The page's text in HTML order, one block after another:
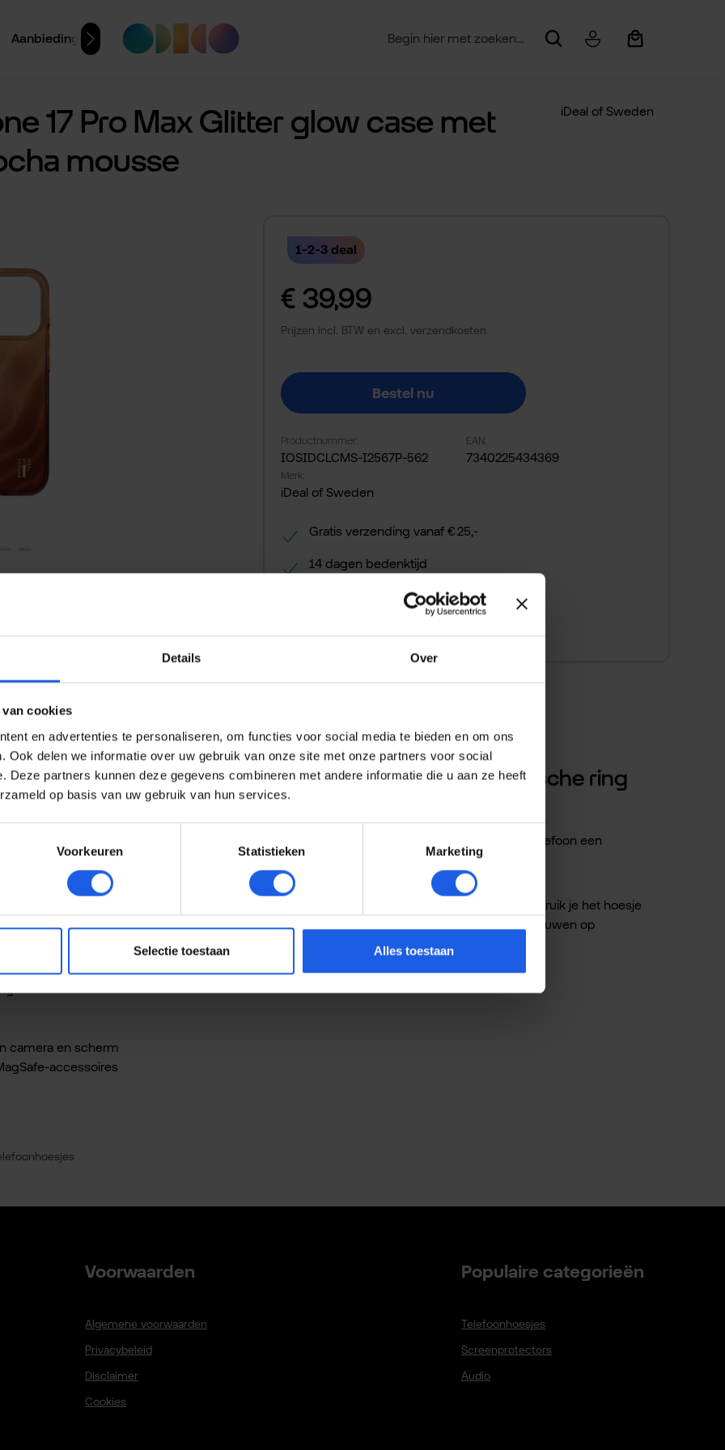
Details Over
van cookies
en advertenties te personaliseren, om functies voor social media te bieden en om ons
Ook delen we informatie over uw gebruik van onze site met onze partners voor social
Deze partners kunnen deze gegevens combineren met andere informatie die u aan ze heeft
op basis van uw gebruik van hun services.
Voorkeuren Statistieken Marketing
Selectie toestaan Alles toestaan
Aanbiedingen
Winkelwagentje
17 Pro Max Glitter glow case met
mousse
iDeal of Sweden
1-2-3 deal
Normale prijs:
€ 39,99
Prijzen incl. BTW en excl. verzendkosten
Bestel nu
Productnummer:
IOSIDCLCMS-I2567P-562
EAN:
7340225434369
Merk:
iDeal of Sweden
Gratis verzending vanaf € 25,-
14 dagen bedenktijd
Veilig en snel betalen
iPhone 17 Pro Max Glitter glow case met magnetische ring
Glow Case in Mocha Mousse. Het transparante ontwerp met subtiele glinstering geeft je telefoon een
zichtbaar blijft.
extra bescherming wanneer je je telefoon neerlegt. Dankzij MagSafe-compatibiliteit gebruik je het hoesje
accessoires. Het hoesje is bovendien onafhankelijk valgetest tot 3 meter, zodat je kunt vertrouwen op
camera en scherm
accessoires
Voorwaarden
Algemene voorwaarden
Privacybeleid
Disclaimer
Cookies
Populaire categorieën
Telefoonhoesjes
Screenprotectors
Audio